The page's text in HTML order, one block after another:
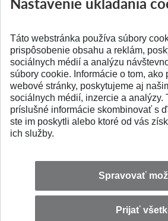
Pridané 03.08.2026
SPÄŤ NA
Táto webstránka používa súbory
prispôsobenie obsahu a reklám,
sociálnych médií a analýzu
súbory cookie. Informácie o tom, ako
webové stránky, poskytujeme aj
sociálnych médií, inzercie a analýzy.
príslušné informácie skombinovať s
ste im poskytli alebo ktoré od vás
ich služby.
Spravovať
Prijať